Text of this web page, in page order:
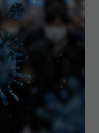
19 în